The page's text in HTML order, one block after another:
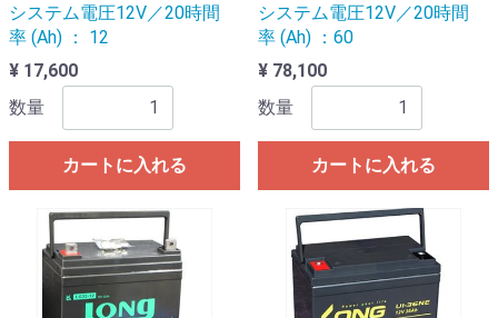
システム電圧12V／20時間
率 (Ah) ： 12
¥ 17,600
数量
カートに入れる
システム電圧12V／20時間
率 (Ah) ：60
¥ 78,100
数量
カートに入れる